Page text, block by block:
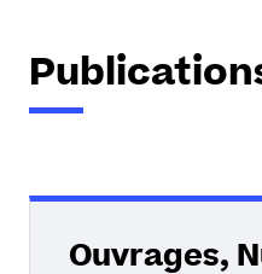
Ouvrages,